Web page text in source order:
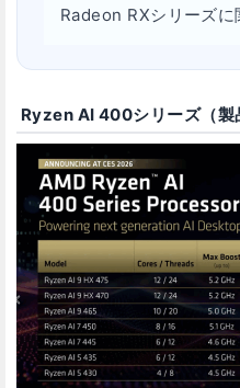
Radeon RXシリーズに
Ryzen AI 400シリーズ（製